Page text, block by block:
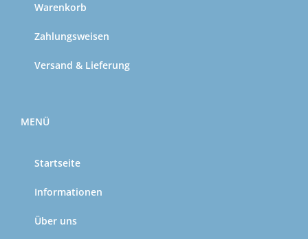
Warenkorb
Zahlungsweisen
Versand & Lieferung
MENÜ
Startseite
Informationen
Über uns